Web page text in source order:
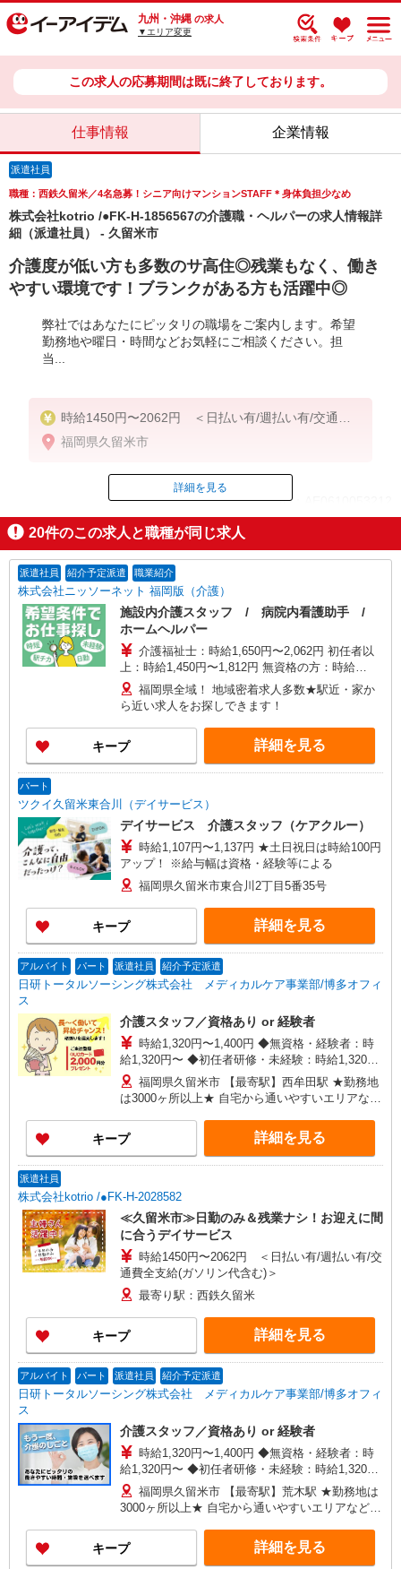
九州・沖縄 の求人
▼エリア変更
この求人の応募期間は既に終了しております。
仕事情報 企業情報
派遣社員
職種：西鉄久留米／4名急募！シニア向けマンションSTAFF＊身体負担少なめ
株式会社kotrio /●FK-H-1856567の介護職・ヘルパーの求人情報詳
細（派遣社員） - 久留米市
介護度が低い方も多数のサ高住◎残業もなく、働き
やすい環境です！ブランクがある方も活躍中◎
弊社ではあなたにピッタリの職場をご案内します。希望
勤務地や曜日・時間などお気軽にご相談ください。担
当...
時給1450円〜2062円 ＜日払い有/週払い有/交通費
全支給(ガソリン代含む)＞
福岡県久留米市
ID：AE0610053212
掲載期間終了
詳細を見る
20件のこの求人と職種が同じ求人
派遣社員 紹介予定派遣 職業紹介
株式会社ニッソーネット 福岡版（介護）
施設内介護スタッフ / 病院内看護助手 /
ホームヘルパー
介護福祉士：時給1,650円〜2,062円 初任者以
上：時給1,450円〜1,812円 無資格の方：時給
1,350円〜1,687円 ※給与幅は勤務先による +交通
費、諸手当（勤務先による） +0円で介護資格が取
れる （別途規定） ★給与日払い制度あり！
福岡県全域！ 地域密着求人多数★駅近・家か
ら近い求人をお探しできます！
キープ 詳細を見る
パート
ツクイ久留米東合川（デイサービス）
デイサービス 介護スタッフ（ケアクルー）
時給1,107円〜1,137円 ★土日祝日は時給100円
アップ！ ※給与幅は資格・経験等による
福岡県久留米市東合川2丁目5番35号
キープ 詳細を見る
アルバイト パート 派遣社員 紹介予定派遣
日研トータルソーシング株式会社 メディカルケア事業部/博多オフィ
ス
介護スタッフ／資格あり or 経験者
時給1,320円〜1,400円 ◆無資格・経験者：時
給1,320円〜 ◆初任者研修・未経験：時給1,320
円〜 ◆初任者研修・経験者：時給1,350円〜 ◆介
護福祉士：時給1,400円〜 ※経験者は3ヶ月以上 ※
給与幅は経験・能力による ★週払いOK（規定あ
り）
福岡県久留米市 【最寄駅】西牟田駅 ★勤務地
は3000ヶ所以上★ 自宅から通いやすいエリアな
キープ 詳細を見る
派遣社員
株式会社kotrio /●FK-H-2028582
≪久留米市≫日勤のみ＆残業ナシ！お迎えに間
に合うデイサービス
時給1450円〜2062円 ＜日払い有/週払い有/交
通費全支給(ガソリン代含む)＞
最寄り駅：西鉄久留米
キープ 詳細を見る
アルバイト パート 派遣社員 紹介予定派遣
日研トータルソーシング株式会社 メディカルケア事業部/博多オフィ
ス
介護スタッフ／資格あり or 経験者
時給1,320円〜1,400円 ◆無資格・経験者：時
給1,320円〜 ◆初任者研修・未経験：時給1,320
円〜 ◆初任者研修・経験者：時給1,350円〜 ◆介
護福祉士：時給1,400円〜 ※経験者は3ヶ月以上 ※
給与幅は経験・能力による ★週払いOK（規定あ
り）
福岡県久留米市 【最寄駅】荒木駅 ★勤務地は
3000ヶ所以上★ 自宅から通いやすいエリアなど、
キープ 詳細を見る